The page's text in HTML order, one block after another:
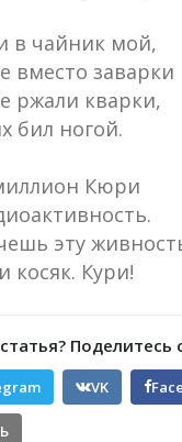
в чайник мой,
вместо заварки
ржали кварки,
бил ногой.
Кюри
эту
косяк. Кури!
Поделитесь
VK